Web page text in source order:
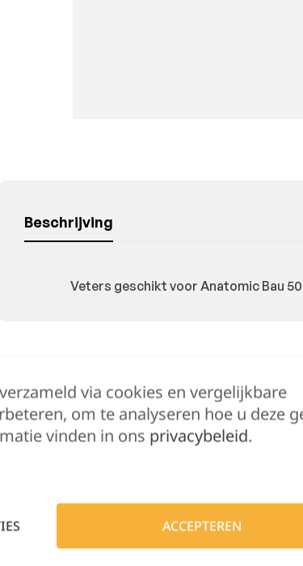
Beschrijving
Veters geschikt voor Anatomic Bau
Hulp
Lennert
via cookies en vergelijkbare
om te analyseren hoe u deze
vinden in ons privacybeleid.
ACCEPTEREN